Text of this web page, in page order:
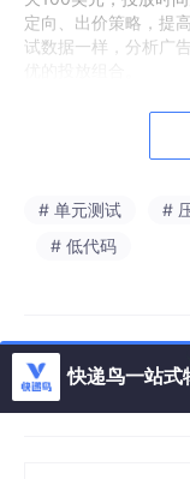
定向、出价策略，提
试数据一样，分析广
五、结语：技术人
对于软件测试从业者
能力、数据分析能力
自动化测试框架，帮
价值的策略制定和系
合，就能在跨境电商
运行的电商系统，开
# 单元测试 #
# 低代码
快递鸟一站式